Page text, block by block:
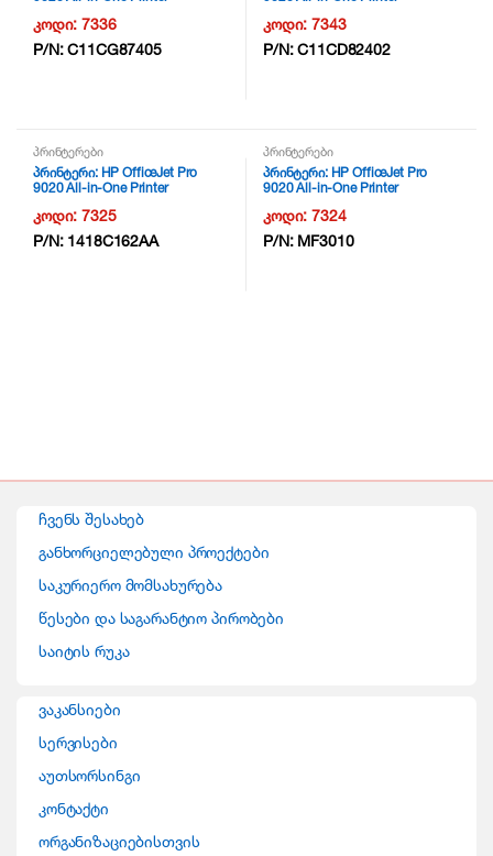
NG6
კოდი:7336
P/N:C11CG87405
NG6
კოდი:7343
P/N:C11CD82402
პრინტერები
პრინტერი: HP OfficeJet Pro
9020 All-in-One Printer
NG6
კოდი:7325
P/N: 1418C162AA
პრინტერები
პრინტერი: HP OfficeJet Pro
9020 All-in-One Printer
NG6
კოდი:7324
P/N: MF3010
ჩვენს შესახებ
განხორციელებული პროექტები
საკურიერო მომსახურება
წესები და საგარანტიო პირობები
საიტის რუკა
ვაკანსიები
სერვისები
აუთსორსინგი
კონტაქტი
ორგანიზაციებისთვის